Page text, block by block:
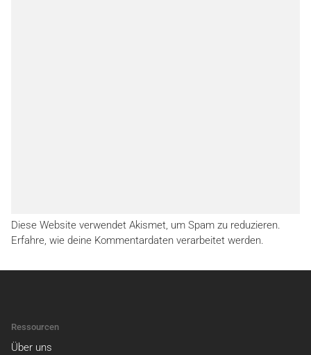
Diese Website verwendet Akismet, um Spam zu reduzieren.
Erfahre, wie deine Kommentardaten verarbeitet werden.
Ressourcen
Über uns